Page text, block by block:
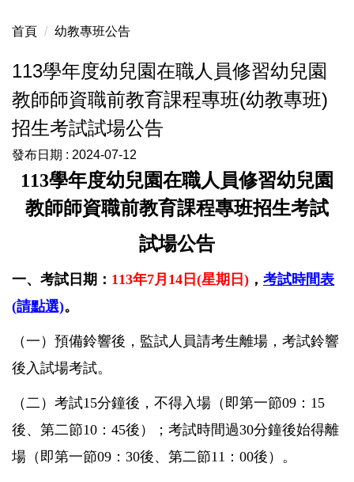
首頁 幼教專班公告
113學年度幼兒園在職人員修習幼兒園
教師師資職前教育課程專班(幼教專班)
招生考試試場公告
發布日期 : 2024-07-12
113學年度幼兒園在職人員修習幼兒園
教師師資職前教育課程專班招生考試
試場公告
一、考試日期： 113年7月14日(星期日) ， 考試時間表
(請點選)。
（一） 預備鈴響後，監試人員請考生離場，考試鈴響
後入試場考試。
（二） 考試15分鐘後，不得入場（即第一節09：15
後、第二節10：45後）；考試時間過30分鐘後始得離
場（即第一節09：30後、第二節11：00後）。